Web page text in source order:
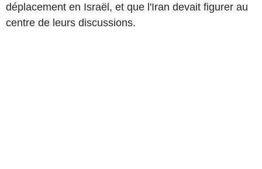
déplacement en Israël, et que l'Iran devait figurer au
centre de leurs discussions.